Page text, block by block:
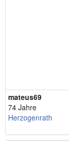
mateus69
74 Jahre
Herzogenrath